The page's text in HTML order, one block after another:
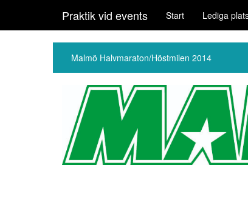
Praktik vid events Start Lediga
Malmö Halvmaraton/Höstmilen 2014